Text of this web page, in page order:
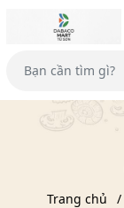
Trang chủ